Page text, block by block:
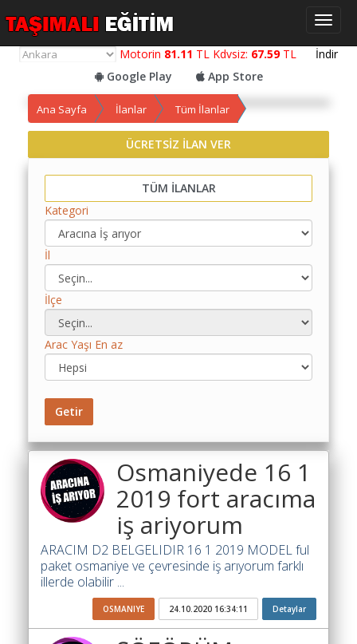
Motorin 81.11 TL Kdvsiz: 67.59TL İndir
Google Play
App Store
Yol
Maliyet
Hesaplama
Maliyet
Hesaplama
Kredili
Maliyet
Hesaplama
Toplu
Maliyet
Şartname
Karşılaştırma
Robotu
Maliyet
Programı
Hesaplama
Ana Sayfa İlanlar Tüm İlanlar
ÜCRETSİZ İLAN VER
TÜM İLANLAR
Kategori
İl
İlçe
Arac Yaşı En az
Getir
Osmaniyede 16 1
2019 fort aracıma
iş ariyorum
ARACIM D2 BELGELIDIR 16 1 2019 MODEL ful
paket osmaniye ve çevresinde iş arıyorum farklı
illerde olabilir ...
OSMANIYE 24.10.2020 16:34:11 Detaylar